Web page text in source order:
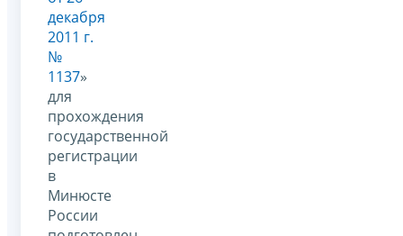
декабря
2011 г.
№
1137»
для
прохождения
государственной
регистрации
в
Минюсте
России